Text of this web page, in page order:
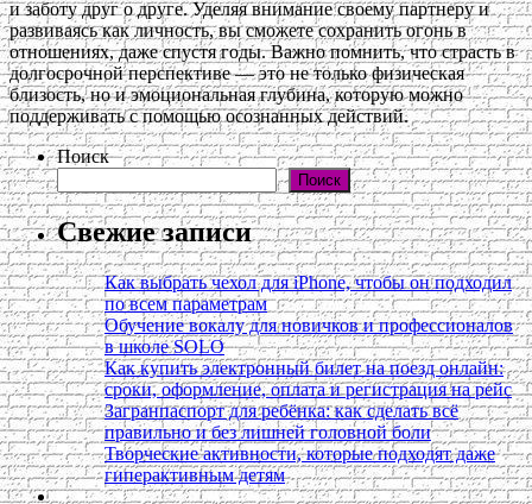
и заботу друг о друге. Уделяя внимание своему партнеру и
развиваясь как личность, вы сможете сохранить огонь в
отношениях, даже спустя годы. Важно помнить, что страсть в
долгосрочной перспективе — это не только физическая
близость, но и эмоциональная глубина, которую можно
поддерживать с помощью осознанных действий.
Поиск
Поиск
Свежие записи
Как выбрать чехол для iPhone, чтобы он подходил
по всем параметрам
Обучение вокалу для новичков и профессионалов
в школе SOLO
Как купить электронный билет на поезд онлайн:
сроки, оформление, оплата и регистрация на рейс
Загранпаспорт для ребёнка: как сделать всё
правильно и без лишней головной боли
Творческие активности, которые подходят даже
гиперактивным детям